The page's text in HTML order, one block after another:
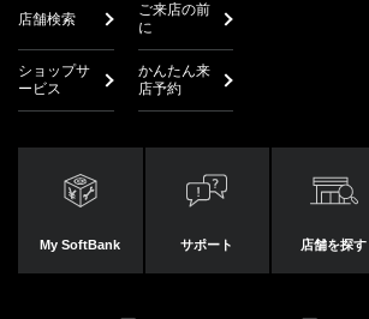
店舗検索
ご来店の前
に
ショップサ
ービス
かんたん来
店予約
My SoftBank サポート 店舗を探す